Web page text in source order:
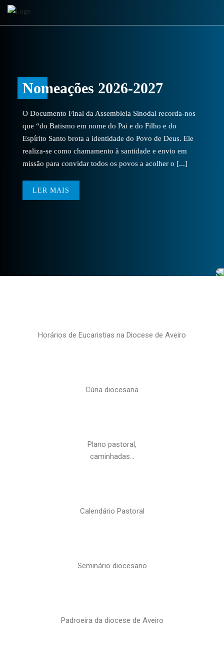
Nomeações 2026-2027
O Documento Final da Assembleia Sinodal recorda-nos
que “do Batismo em nome do Pai e do Filho e do
Espírito Santo brota a identidade do Povo de Deus. Ele
realiza-se como chamamento à santidade e envio em
missão para convidar todos os povos a acolher o [...]
LER MAIS
Horários de Eucaristias na Diocese de Aveiro
Cúria diocesana
Plano pastoral,
caminhadas…
Calendário Pastoral
Seminário diocesano
Padroeira da diocese de Aveiro